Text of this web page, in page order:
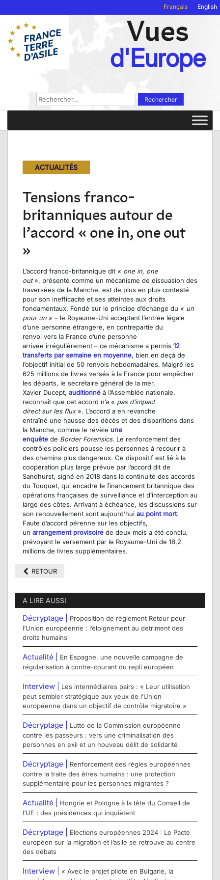
Français English
Vues
d'Europe
Rechercher :
ACTUALITÉS
Tensions franco-
britanniques autour de
l’accord « one in, one out
»
L’accord franco-britannique dit « one in, one
out», présenté comme un mécanisme de dissuasion des
traversées de la Manche, est de plus en plus contesté
pour son inefficacité et ses atteintes aux droits
fondamentaux. Fondé sur le principe d’échange du « un
pour un » – le Royaume-Uni acceptant l’entrée légale
d’une personne étrangère, en contrepartie du
renvoi vers la France d’une personne
arrivée irrégulièrement – ce mécanisme a permis 12
transferts parsemaine en moyenne, bien en deçà de
l’objectif initial de 50 renvois hebdomadaires. Malgré les
625 millions de livres versés à la France pour empêcher
les départs, le secrétaire général de la mer,
Xavier Ducept, auditionné à l’Assemblée nationale,
reconnaît que cet accord n’a « pas d’impact
directsur les flux». L’accord a en revanche
entraîné une hausse des décès et des disparitions dans
la Manche, comme le révèle une
enquête de BorderForensics. Le renforcement des
contrôles policiers pousse les personnes à recourir à
des chemins plus dangereux. Ce dispositif est lié à la
coopération plus large prévue par l’accord dit de
Sandhurst, signé en 2018 dans la continuité des accords
du Touquet, qui encadre le financement britannique des
opérations françaises de surveillance et d’interception au
large des côtes. Arrivant à échéance, les discussions sur
son renouvellement sont aujourd’hui au point mort.
Faute d’accord pérenne sur les objectifs,
un arrangement provisoire de deux mois a été conclu,
prévoyant le versement par le Royaume-Uni de 16,2
millions de livres supplémentaires.
RETOUR
A LIRE AUSSI
Décryptage |
Proposition de règlement Retour pour
l’Union européenne : l’éloignement au détriment des
droits humains
Actualité |
En Espagne, une nouvelle campagne de
régularisation à contre-courant du repli européen
Interview |
Les intermédiaires pairs : « Leur utilisation
peut sembler stratégique aux yeux de l’Union
européenne dans un objectif de contrôle migratoire »
Décryptage |
Lutte de la Commission européenne
contre les passeurs : vers une criminalisation des
personnes en exil et un nouveau délit de solidarité
Décryptage |
Renforcement des règles européennes
contre la traite des êtres humains : une protection
supplémentaire pour les personnes migrantes ?
Actualité |
Hongrie et Pologne à la tête du Conseil de
l’UE : des présidences qui inquiètent
Décryptage |
Élections européennes 2024 : Le Pacte
européen sur la migration et l’asile se retrouve au centre
des débats
Interview |
« Avec le projet pilote en Bulgarie, la